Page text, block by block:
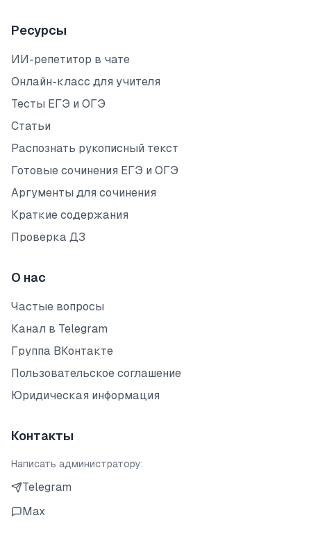
Ресурсы
ИИ-репетитор в чате
Онлайн-класс для учителя
Тесты ЕГЭ и ОГЭ
Статьи
Распознать рукописный текст
Готовые сочинения ЕГЭ и ОГЭ
Аргументы для сочинения
Краткие содержания
Проверка ДЗ
О нас
Частые вопросы
Канал в Telegram
Группа ВКонтакте
Пользовательское соглашение
Юридическая информация
Контакты
Написать администратору:
Telegram
Max